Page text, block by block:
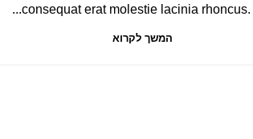
consequat erat molestie lacinia rhoncus.
המשך לקרוא